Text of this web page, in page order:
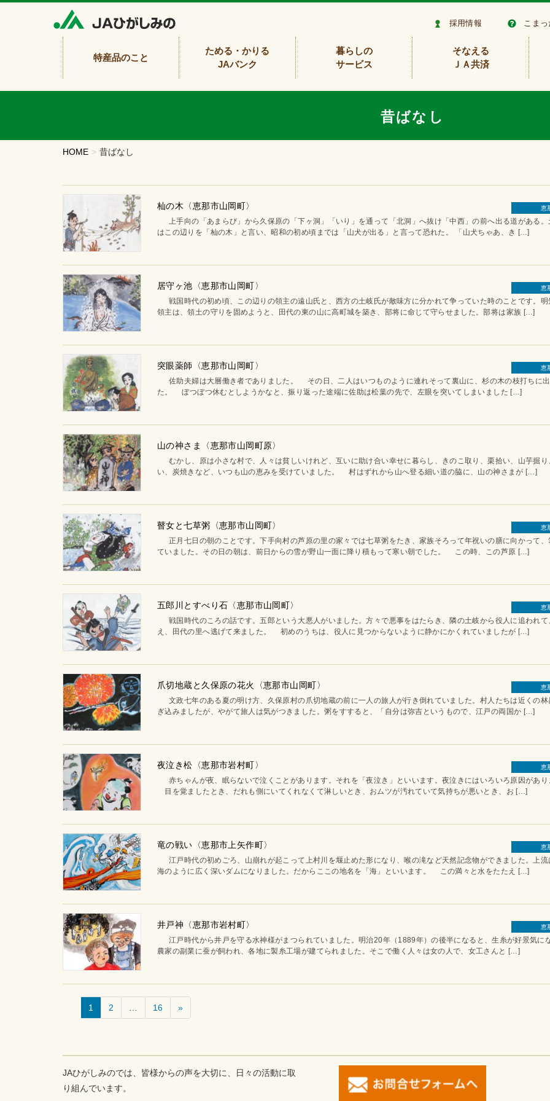
採用情報 こま
特産品のこと
ためる・かりる
JAバンク
暮らしの
サービス
そなえる
ＪＡ共済
昔ばなし
HOME 昔ばなし
恵
杣の木〈恵那市山岡町〉
上手向の「あまらび」から久保原の「下ヶ洞」「いり」を通って「北洞」へ抜け「中西」の前へ出る道がある。
はこの辺りを「杣の木」と言い、昭和の初め頃までは「山犬が出る」と言って恐れた。 「山犬ちゃあ、き […]
恵
居守ヶ池〈恵那市山岡町〉
戦国時代の初め頃、この辺りの領主の遠山氏と、西方の土岐氏が敵味方に分かれて争っていた時のことです。明
領主は、領土の守りを固めようと、田代の東の山に高町城を築き、部将に命じて守らせました。部将は家族 […]
恵
突眼薬師〈恵那市山岡町〉
佐助夫婦は大層働き者でありました。 その日、二人はいつものように連れそって裏山に、杉の木の枝打ちに出
た。 ぼつぼつ休むとしようかなと、振り返った途端に佐助は松葉の先で、左眼を突いてしまいました […]
山の神さま〈恵那市山岡町原〉
むかし、原は小さな村で、人々は貧しいけれど、互いに助け合い幸せに暮らし、きのこ取り、栗拾い、山芋掘り
い、炭焼きなど、いつも山の恵みを受けていました。 村はずれから山へ登る細い道の脇に、山の神さまが […]
恵
瞽女と七草粥〈恵那市山岡町〉
正月七日の朝のことです。下手向村の芦原の里の家々では七草粥をたき、家族そろって年祝いの膳に向かって、
ていました。その日の朝は、前日からの雪が野山一面に降り積もって寒い朝でした。 この時、この芦原 […]
恵
五郎川とすべり石〈恵那市山岡町〉
戦国時代のころの話です。五郎という大悪人がいました。方々で悪事をはたらき、隣の土岐から役人に追われて
え、田代の里へ逃げて来ました。 初めのうちは、役人に見つからないように静かにかくれていましたが […]
恵
爪切地蔵と久保原の花火〈恵那市山岡町〉
文政七年のある夏の明け方、久保原村の爪切地蔵の前に一人の旅人が行き倒れていました。村人たちは近くの林
ぎ込みましたが、やがて旅人は気がつきました。粥をすすると、「自分は弥吉というもので、江戸の両国か […]
恵
夜泣き松〈恵那市岩村町〉
赤ちゃんが夜、眠らないで泣くことがあります。それを「夜泣き」といいます。夜泣きにはいろいろ原因があ
目を覚ましたとき、だれも側にいてくれなくて淋しいとき、おムツが汚れていて気持ちが悪いとき、お […]
恵
竜の戦い〈恵那市上矢作町〉
江戸時代の初めごろ、山崩れが起こって上村川を堰止めた形になり、喉の滝など天然記念物ができました。上流
海のように広く深いダムになりました。だからここの地名を「海」といいます。 この満々と水をたたえ […]
恵
井戸神〈恵那市岩村町〉
江戸時代から井戸を守る水神様がまつられていました。明治20年（1889年）の後半になると、生糸が好景気にな
農家の副業に蚕が飼われ、各地に製糸工場が建てられました。そこで働く人々は女の人で、女工さんと […]
1 2 16 »
JAひがしみのでは、皆様からの声を大切に、日々の活動に取
り組んでいます。